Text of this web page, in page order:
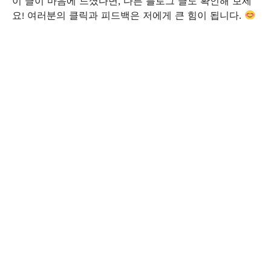
요! 여러분의 클릭과 피드백은 저에게 큰 힘이 됩니다.